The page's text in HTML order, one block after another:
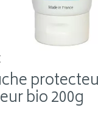
bio 200g